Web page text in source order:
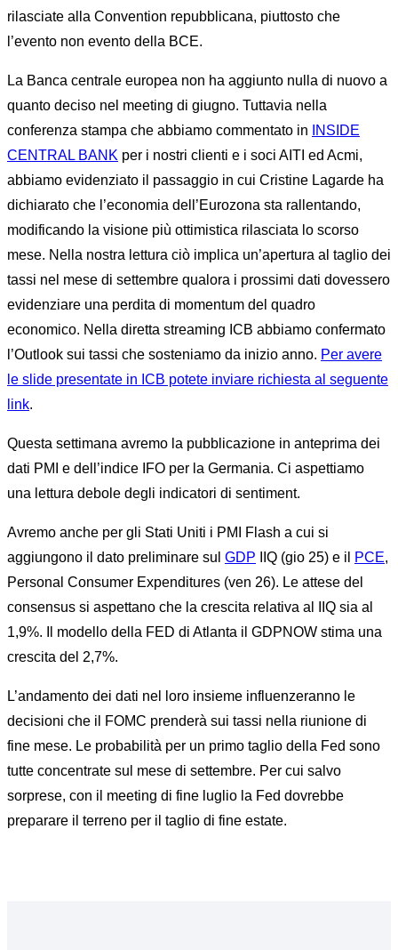
rilasciate alla Convention repubblicana, piuttosto che
l’evento non evento della BCE.
La Banca centrale europea non ha aggiunto nulla di nuovo a
quanto deciso nel meeting di giugno. Tuttavia nella
conferenza stampa che abbiamo commentato in
INSIDE
CENTRAL BANK per i nostri clienti e i soci AITI ed Acmi,
abbiamo evidenziato il passaggio in cui Cristine Lagarde ha
dichiarato che l’economia dell’Eurozona sta rallentando,
modificando la visione più ottimistica rilasciata lo scorso
mese. Nella nostra lettura ciò implica un’apertura al taglio dei
tassi nel mese di settembre qualora i prossimi dati dovessero
evidenziare una perdita di momentum del quadro
economico. Nella diretta streaming ICB abbiamo confermato
l’Outlook sui tassi che sosteniamo da inizio anno. Per avere
le slide presentate in ICB potete inviare richiesta al seguente
link.
Questa settimana avremo la pubblicazione in anteprima dei
dati PMI e dell’indice IFO per la Germania. Ci aspettiamo
una lettura debole degli indicatori di sentiment.
Avremo anche per gli Stati Uniti i PMI Flash a cui si
aggiungono il dato preliminare sul GDP IIQ (gio 25) e il PCE,
Personal Consumer Expenditures (ven 26). Le attese del
consensus si aspettano che la crescita relativa al IIQ sia al
1,9%. Il modello della FED di Atlanta il GDPNOW stima una
crescita del 2,7%.
L’andamento dei dati nel loro insieme influenzeranno le
decisioni che il FOMC prenderà sui tassi nella riunione di
fine mese. Le probabilità per un primo taglio della Fed sono
tutte concentrate sul mese di settembre. Per cui salvo
sorprese, con il meeting di fine luglio la Fed dovrebbe
preparare il terreno per il taglio di fine estate.